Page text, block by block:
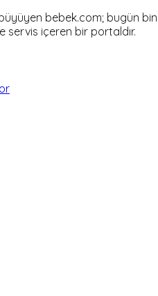
bebek.com; bugün
servis içeren bir portaldır.